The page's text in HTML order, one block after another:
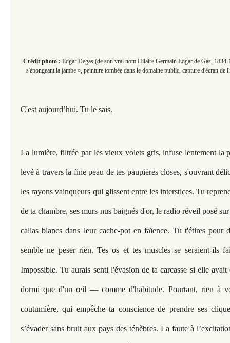
Crédit photo : Edgar Degas (de son vrai nom Hilaire Germain Edgar de Gas,
s'épongeant la jambe », peinture tombée dans le domaine public, capture d'écran de
C'est aujourd’hui. Tu le sais.
La lumière, filtrée par les vieux volets gris, infuse lentement la
levé à travers la fine peau de tes paupières closes, s'ouvrant
les rayons vainqueurs qui glissent entre les interstices. Tu
de ta chambre, ses murs nus baignés d'or, le radio réveil posé
callas blancs dans leur cache-pot en faïence. Tu t'étires pour
semble ne peser rien. Tes os et tes muscles se seraient-ils
Impossible. Tu aurais senti l'évasion de ta carcasse si elle
dormi que d'un œil — comme d'habitude. Pourtant, rien à
coutumière, qui empêche ta conscience de prendre ses
s’évader sans bruit aux pays des ténèbres. La faute à